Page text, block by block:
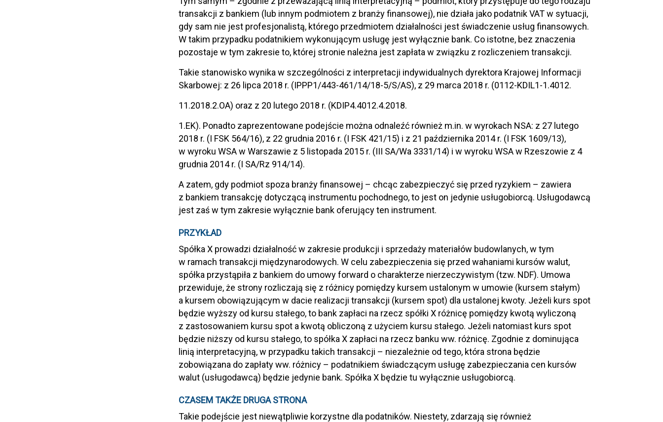
transakcji z bankiem (lub innym podmiotem z branży finansowej), nie działa jako podatnik VAT w sytuacji,
gdy sam nie jest profesjonalistą, którego przedmiotem działalności jest świadczenie usług finansowych.
W takim przypadku podatnikiem wykonującym usługę jest wyłącznie bank. Co istotne, bez znaczenia
pozostaje w tym zakresie to, której stronie należna jest zapłata w związku z rozliczeniem transakcji.
Takie stanowisko wynika w szczególności z interpretacji indywidualnych dyrektora Krajowej Informacji
Skarbowej: z 26 lipca 2018 r. (IPPP1/443-461/14/18-5/S/AS), z 29 marca 2018 r. (0112-KDIL1-1.4012.
11.2018.2.OA) oraz z 20 lutego 2018 r. (KDIP4.4012.4.2018.
1.EK). Ponadto zaprezentowane podejście można odnaleźć również m.in. w wyrokach NSA: z 27 lutego
2018 r. (I FSK 564/16), z 22 grudnia 2016 r. (I FSK 421/15) i z 21 października 2014 r. (I FSK 1609/13),
w wyroku WSA w Warszawie z 5 listopada 2015 r. (III SA/Wa 3331/14) i w wyroku WSA w Rzeszowie z 4
grudnia 2014 r. (I SA/Rz 914/14).
A zatem, gdy podmiot spoza branży finansowej – chcąc zabezpieczyć się przed ryzykiem – zawiera
z bankiem transakcję dotyczącą instrumentu pochodnego, to jest on jedynie usługobiorcą. Usługodawcą
jest zaś w tym zakresie wyłącznie bank oferujący ten instrument.
PRZYKŁAD
Spółka X prowadzi działalność w zakresie produkcji i sprzedaży materiałów budowlanych, w tym
w ramach transakcji międzynarodowych. W celu zabezpieczenia się przed wahaniami kursów walut,
spółka przystąpiła z bankiem do umowy forward o charakterze nierzeczywistym (tzw. NDF). Umowa
przewiduje, że strony rozliczają się z różnicy pomiędzy kursem ustalonym w umowie (kursem stałym)
a kursem obowiązującym w dacie realizacji transakcji (kursem spot) dla ustalonej kwoty. Jeżeli kurs spot
będzie wyższy od kursu stałego, to bank zapłaci na rzecz spółki X różnicę pomiędzy kwotą wyliczoną
z zastosowaniem kursu spot a kwotą obliczoną z użyciem kursu stałego. Jeżeli natomiast kurs spot
będzie niższy od kursu stałego, to spółka X zapłaci na rzecz banku ww. różnicę. Zgodnie z dominująca
linią interpretacyjną, w przypadku takich transakcji – niezależnie od tego, która strona będzie
zobowiązana do zapłaty ww. różnicy – podatnikiem świadczącym usługę zabezpieczania cen kursów
walut (usługodawcą) będzie jedynie bank. Spółka X będzie tu wyłącznie usługobiorcą.
CZASEM TAKŻE DRUGA STRONA
Takie podejście jest niewątpliwie korzystne dla podatników. Niestety, zdarzają się również